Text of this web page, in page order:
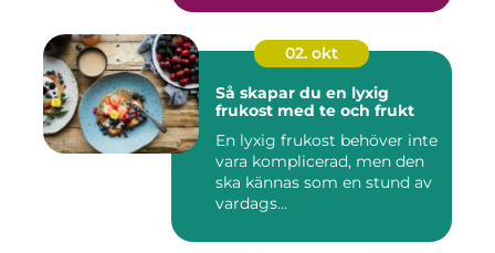
02. okt
Så skapar du en lyxig
frukost med te och frukt
En lyxig frukost behöver inte
vara komplicerad, men den
ska kännas som en stund av
vardags...